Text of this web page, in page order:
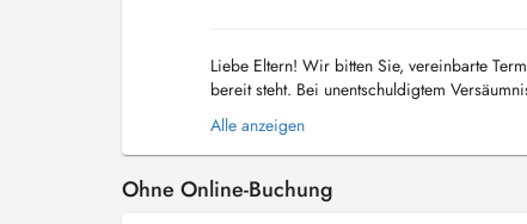
Liebe Eltern! Wir bitten Sie, vereinbarte
bereit steht. Bei unentschuldigtem
von 78 Euro in Rechnung zu stellen. Vielen
Alle anzeigen
Ohne Online-Buchung